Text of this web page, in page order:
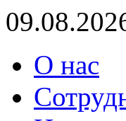
О нас